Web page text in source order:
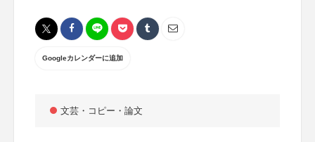
Googleカレンダーに追加
文芸・コピー・論文